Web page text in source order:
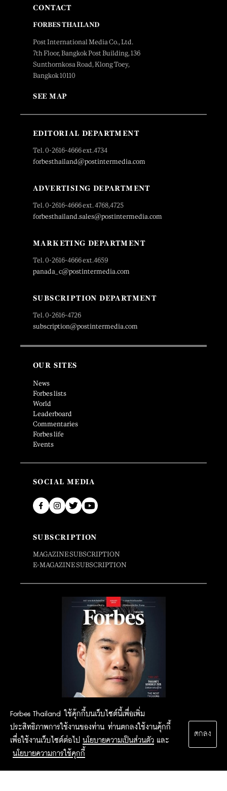
Forbes Thailand ใช้คุ้กกี้บนเว็บไซต์นี้เพื่อเพิ่ม
ประสิทธิภาพการใช้งานของท่าน ท่านตกลงใช้งานคุ้กกี้
เพื่อใช้งานเว็บไซต์ต่อไป นโยบายความเป็นส่วนตัว และ
นโยบายความการใช้คุกกี้
ตกลง
CONTACT
FORBES THAILAND
Post International Media Co., Ltd.
7th Floor, Bangkok Post Building, 136
Sunthornkosa Road, Klong Toey,
Bangkok 10110
SEE MAP
EDITORIAL DEPARTMENT
Tel. 0-2616-4666 ext.4734
forbesthailand@postintermedia.com
ADVERTISING DEPARTMENT
Tel. 0-2616-4666 ext. 4768,4725
forbesthailand.sales@postintermedia.com
MARKETING DEPARTMENT
Tel. 0-2616-4666 ext.4659
panada_c@postintermedia.com
SUBSCRIPTION DEPARTMENT
Tel. 0-2616-4726
subscription@postintermedia.com
OUR SITES
News
Forbes lists
World
Leaderboard
Commentaries
Forbes life
Events
SOCIAL MEDIA
SUBSCRIPTION
MAGAZINE SUBSCRIPTION
E-MAGAZINE SUBSCRIPTION
2015 Forbesthailand.com ALL RIGHTS RESERVED